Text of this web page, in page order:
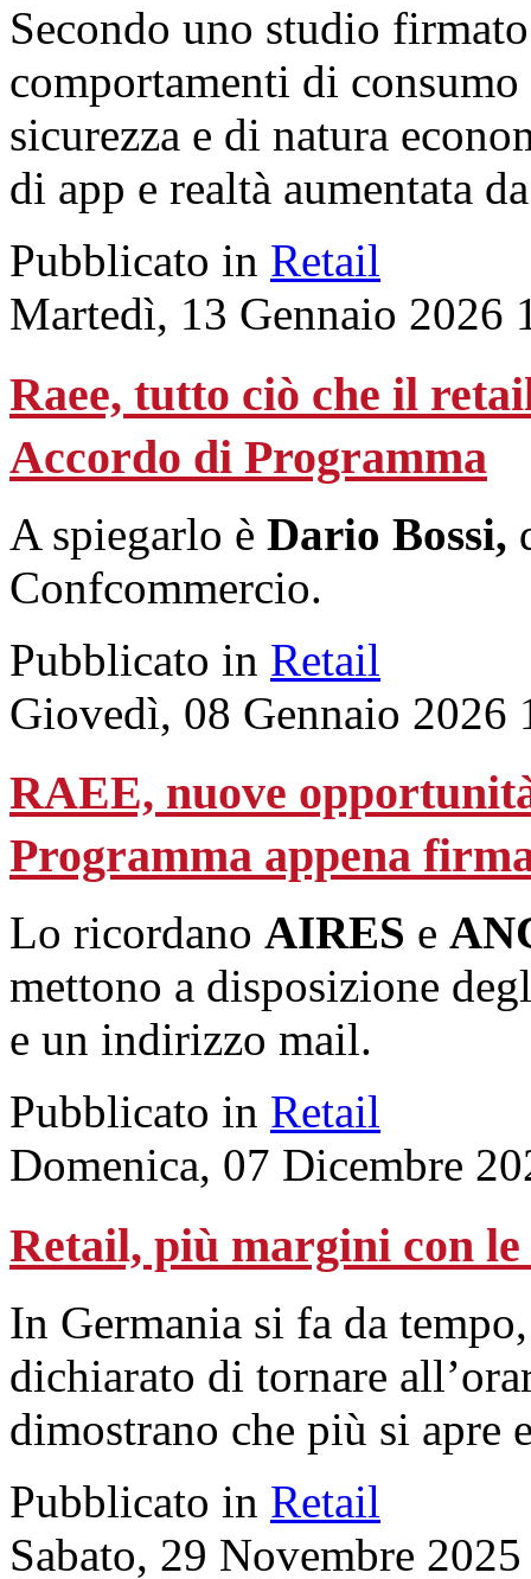
Secondo uno studio
comportamenti di
sicurezza e di natura
di app e realtà aumentata
Pubblicato in Retail
Martedì, 13 Gennaio 2026
Raee, tutto ciò che il
Accordo di Programma
A spiegarlo è Dario Bossi,
Confcommercio.
Pubblicato in Retail
Giovedì, 08 Gennaio 2026
RAEE, nuove
Programma appena
Lo ricordano AIRES e
mettono a disposizione
e un indirizzo mail.
Pubblicato in Retail
Domenica, 07 Dicembre
Retail, più margini con
In Germania si fa da
dichiarato di tornare
dimostrano che più si apre
Pubblicato in Retail
Sabato, 29 Novembre